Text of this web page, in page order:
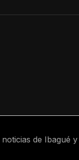
de Ibagué y